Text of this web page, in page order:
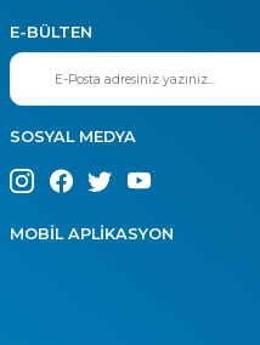
E-BÜLTEN
SOSYAL MEDYA
MOBİL APLİKASYON